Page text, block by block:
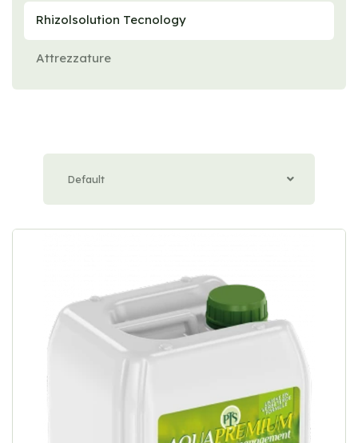
Rhizolsolution Tecnology
Attrezzature
Default